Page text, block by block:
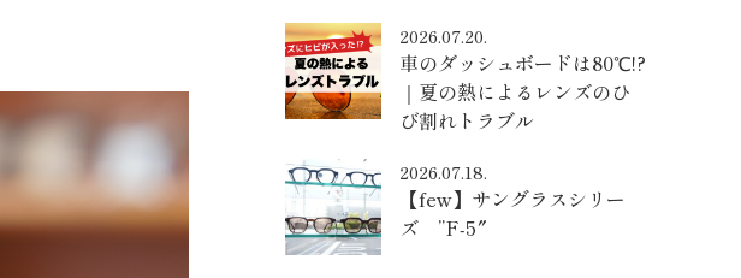
2026.07.20.
車のダッシュボードは80℃!?
｜夏の熱によるレンズのひ
び割れトラブル
2026.07.18.
【few】サングラスシリー
ズ ”F-5″